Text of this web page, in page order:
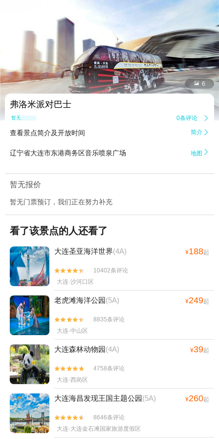
 6
弗洛米派对巴士
暂无点评 0条评论 
查看景点简介及开放时间 简介 
辽宁省大连市东港商务区音乐喷泉广场 地图 
暂无报价
暂无门票预订，我们正在努力补充
看了该景点的人还看了
大连圣亚海洋世界(4A) ¥188起


10402条评论
大连·沙河口区
老虎滩海洋公园(5A) ¥249起


8835条评论
大连·中山区
大连森林动物园(4A) ¥39起


4758条评论
大连·西岗区
大连海昌发现王国主题公园(5A) ¥260起


8646条评论
大连·大连金石滩国家旅游度假区